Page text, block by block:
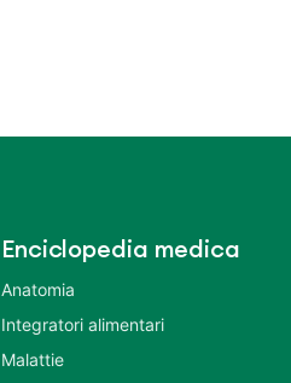
Enciclopedia medica
Anatomia
Integratori alimentari
Malattie